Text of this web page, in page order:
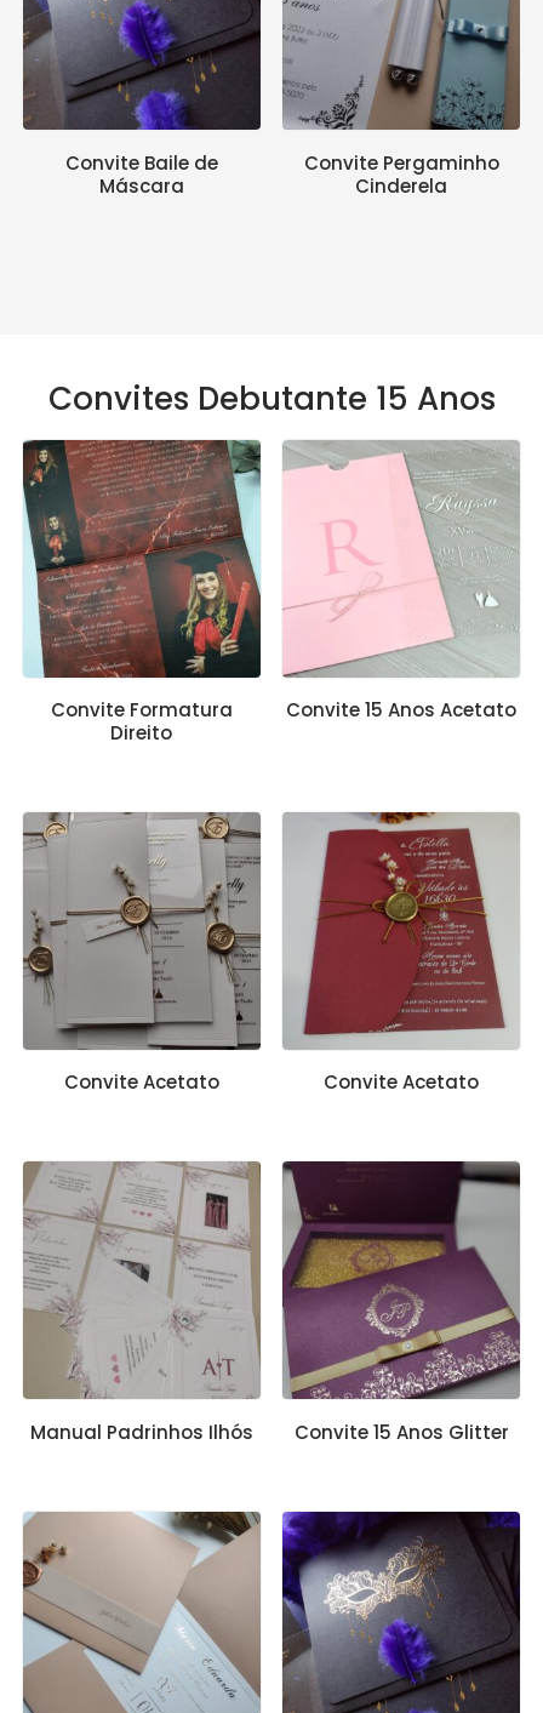
Convite Baile de
Máscara
Convite Pergaminho
Cinderela
Convites Debutante 15 Anos
Convite Formatura
Direito
Convite 15 Anos Acetato
Convite Acetato Convite Acetato
Manual Padrinhos Ilhós Convite 15 Anos Glitter